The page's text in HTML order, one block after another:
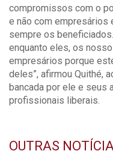
compromissos com o
e não com empresários
sempre os
enquanto eles, os
empresários porque
deles”, afirmou Quithé,
bancada por ele e seus
profissionais liberais.
OUTRAS